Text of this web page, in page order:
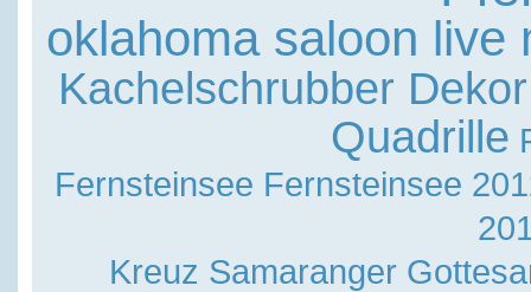
oklahoma saloon live
Kachelschrubber Dekor
Quadrille
Fernsteinsee Fernsteinsee
Kreuz Samaranger